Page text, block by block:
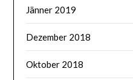
Jänner 2019
Dezember 2018
Oktober 2018